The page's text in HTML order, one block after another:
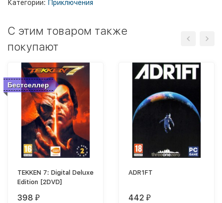
Категории: Приключения
C этим товаром также
покупают
Бестселлер
TEKKEN 7: Digital Deluxe
Edition [2DVD]
398 ₽
ADR1FT
442 ₽